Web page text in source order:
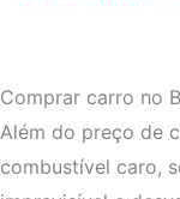
Comprar carro no
Além do preço de
combustível caro,